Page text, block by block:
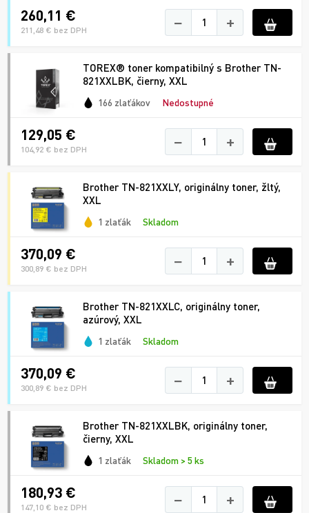
260,11 €
211,48 € bez DPH − +
TOREX® toner kompatibilný s Brother TN-
821XXLBK, čierny, XXL
166 zlaťákov Nedostupné
129,05 €
104,92 € bez DPH − +
Brother TN-821XXLY, originálny toner, žltý,
XXL
1 zlaťák Skladom
370,09 €
300,89 € bez DPH − +
Brother TN-821XXLC, originálny toner,
azúrový, XXL
1 zlaťák Skladom
370,09 €
300,89 € bez DPH − +
Brother TN-821XXLBK, originálny toner,
čierny, XXL
1 zlaťák Skladom > 5 ks
180,93 €
147,10 € bez DPH − +